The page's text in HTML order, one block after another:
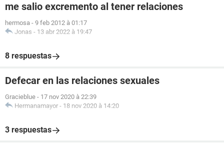
me salio excremento al tener relaciones
hermosa - 9 feb 2012 à 01:17
Jonas - 13 abr 2022 à 19:47
8 respuestas
Defecar en las relaciones sexuales
Gracieblue - 17 nov 2020 à 22:39
Hermanamayor - 18 nov 2020 à 14:20
3 respuestas